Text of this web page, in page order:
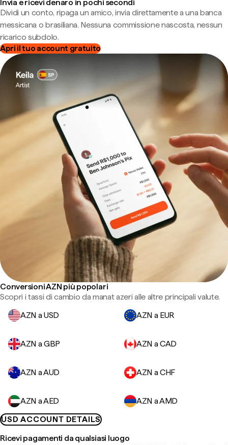
Invia e ricevi denaro in pochi secondi
Dividi un conto, ripaga un amico, invia direttamente a una banca
messicana o brasiliana. Nessuna commissione nascosta, nessun
ricarico subdolo.
Apri il tuo account gratuito
Conversioni AZN più popolari
Scopri i tassi di cambio da manat azeri alle altre principali valute.
AZN a USD
AZN a EUR
AZN a GBP AZN a CAD
AZN a AUD AZN a CHF
AZN a AED
AZN a AMD
USD ACCOUNT DETAILS
Ricevi pagamenti da qualsiasi luogo